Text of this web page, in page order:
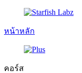
หน้าหลัก
คอร์ส